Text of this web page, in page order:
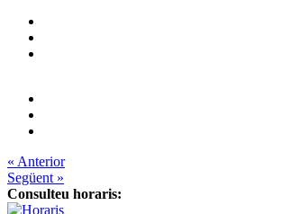
« Anterior
Següent »
Consulteu horaris: